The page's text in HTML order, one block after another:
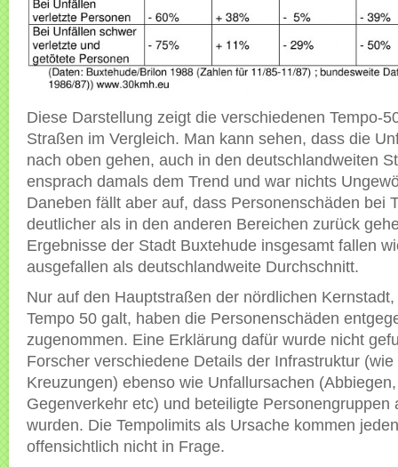
Diese Darstellung zeigt die verschiedenen Tempo-
Straßen im Vergleich. Man kann sehen, dass die
nach oben gehen, auch in den deutschlandweiten
ensprach damals dem Trend und war nichts
Daneben fällt aber auf, dass Personenschäden bei
deutlicher als in den anderen Bereichen zurück
Ergebnisse der Stadt Buxtehude insgesamt fallen
ausgefallen als deutschlandweite Durchschnitt.
Nur auf den Hauptstraßen der nördlichen
Tempo 50 galt, haben die Personenschäden
zugenommen. Eine Erklärung dafür wurde nicht
Forscher verschiedene Details der Infrastruktur (wie
Kreuzungen) ebenso wie Unfallursachen
Gegenverkehr etc) und beteiligte Personengruppen
wurden. Die Tempolimits als Ursache kommen
offensichtlich nicht in Frage.